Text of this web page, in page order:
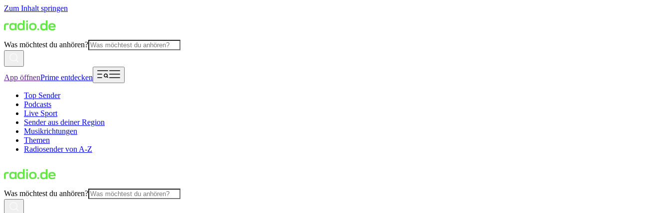
Zum Inhalt springen
Was möchtest du anhören?
App öffnenPrime entdecken
Top Sender
Podcasts
Live Sport
Sender aus deiner Region
Musikrichtungen
Themen
Radiosender von A-Z
Was möchtest du anhören?